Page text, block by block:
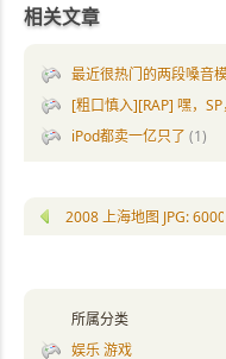
相关文章
最近很热门的两段嗓音
[粗口慎入][RAP] 嘿，
iPod都卖一亿只了 (1)
2008 上海地图 JPG:
所属分类
娱乐 游戏